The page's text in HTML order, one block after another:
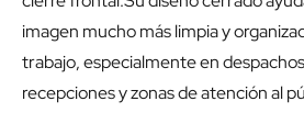
imagen mucho más limpia y
trabajo, especialmente en
recepciones y zonas de atención al